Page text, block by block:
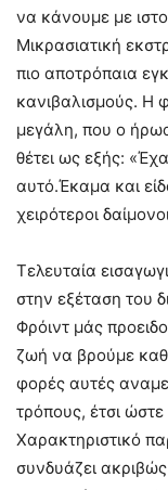
να κάνουμε με
Μικρασιατική
πιο αποτρόπαια
κανιβαλισμούς. Η
μεγάλη, που ο
θέτει ως εξής:
αυτό.Έκαμα και
χειρότεροι
Τελευταία
στην εξέταση του
Φρόιντ μάς
ζωή να βρούμε
φορές αυτές
τρόπους, έτσι
Χαρακτηριστικό
συνδυάζει